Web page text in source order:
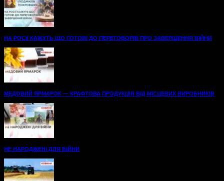
НА РОСІЇ КАЖУТЬ ЩО ГОТОВІ ДО ПЕРЕГОВОРІВ ПРО ЗАВЕРШЕННЯ ВІЙНИ
МЕДОВИЙ ЯРМАРОК — КРАФТОВА ПРОДУКЦІЯ ВІД МІСЦЕВИХ ВИРОБНИКІВ
НЕ НАРОДЖЕНІ ДЛЯ ВІЙНИ